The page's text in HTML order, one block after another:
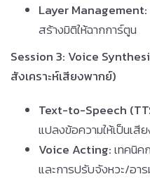
Layer Management:
สร้างมิติให้ฉากการ์ตูน
Session 3: Voice
สังเคราะห์เสียงพากย์)
Text-to-Speech
แปลงข้อความให้เป็นเสี
Voice Acting:เทคนิค
และการปรับจังหวะ/อา